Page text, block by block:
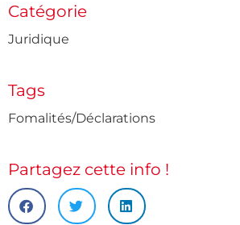
Catégorie
Juridique
Tags
Fomalités/Déclarations
Partagez cette info !